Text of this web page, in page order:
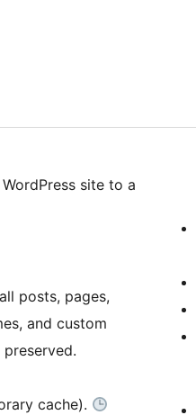
site to a
posts, pages,
and custom
cache).